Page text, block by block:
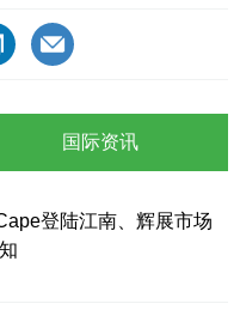
登陆江南、辉展市场
国际资讯